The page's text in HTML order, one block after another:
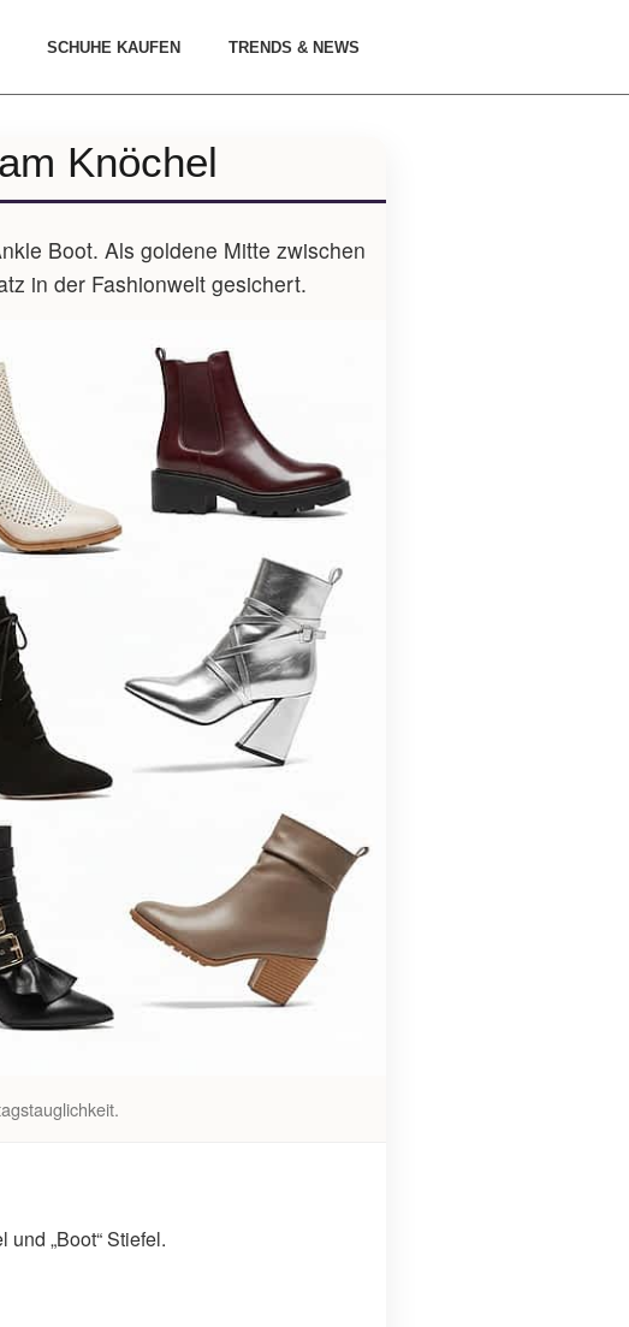
SCHUHE KAUFEN TRENDS & NEWS
Knöchel
Boot. Als goldene Mitte zwischen
in der Fashionwelt gesichert.
„Boot“ Stiefel.